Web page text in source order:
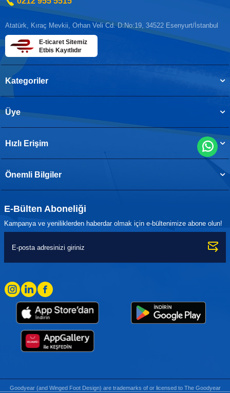
Atatürk, Kıraç Mevkii, Orhan Veli Cd. D:No:19, 34522 Esenyurt/İstanbul
E-ticaret Sitemiz
Etbis Kayıtlıdır
Kategoriler
Üye
Hızlı Erişim
Önemli Bilgiler
E-Bülten Aboneliği
Kampanya ve yeniliklerden haberdar olmak için e-bültenimize abone olun!
Goodyear (and Winged Foot Design) are trademarks of or licensed to The Goodyear